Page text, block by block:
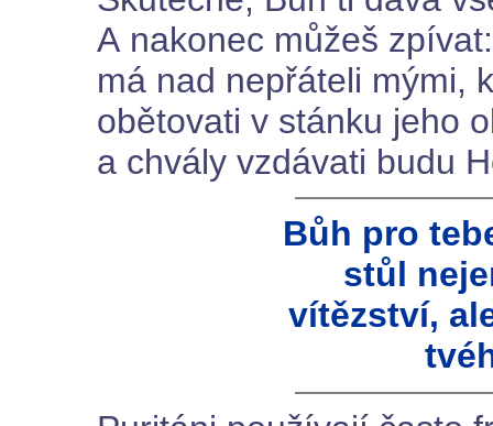
A nakonec můžeš
má nad nepřáteli mými,
obětovati v stánku jeho
a chvály vzdávati budu
Bůh pro
stůl
vítězství,